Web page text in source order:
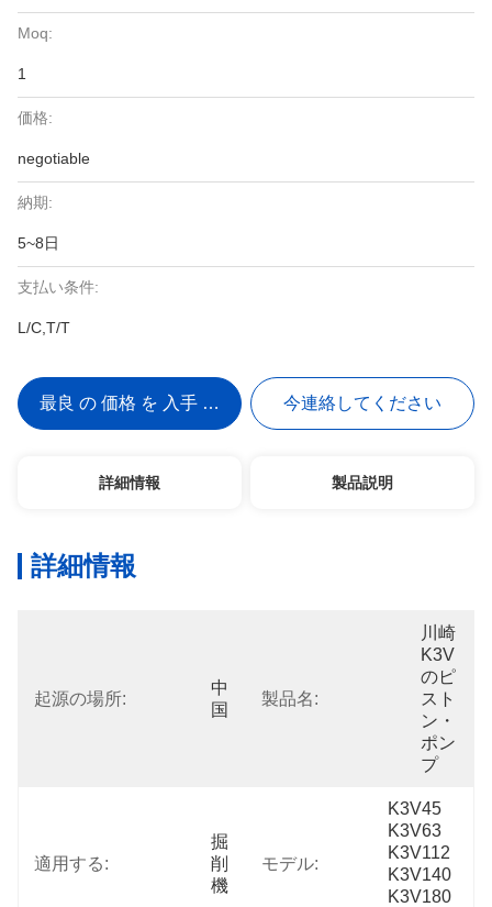
Moq:
1
価格:
negotiable
納期:
5~8日
支払い条件:
L/C,T/T
最良 の 価格 を 入手 する 今連絡してください
詳細情報 製品説明
詳細情報
起源の場所:
中
国
製品名:
川崎
K3V
のピ
スト
ン・
ポン
プ
適用する:
掘
削
機
モデル:
K3V45
K3V63
K3V112
K3V140
K3V180